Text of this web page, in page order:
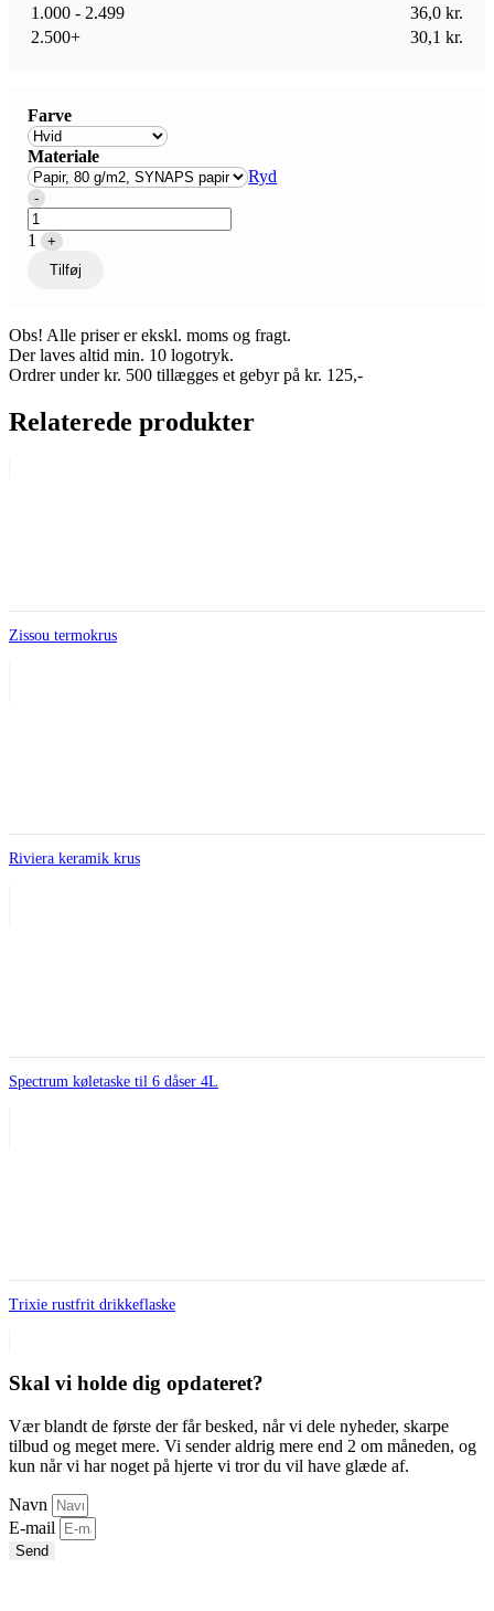
1.000 - 2.499
36,0 kr.
2.500+
30,1 kr.
Farve
Materiale
Ryd
Quantity
-
1
+
Tilføj
Obs! Alle priser er ekskl. moms og fragt.
Der laves altid min. 10 logotryk.
Ordrer under kr. 500 tillægges et gebyr på kr. 125,-
Relaterede produkter
Zissou termokrus
Riviera keramik krus
Spectrum køletaske til 6 dåser 4L
Trixie rustfrit drikkeflaske
Skal vi holde dig opdateret?
Vær blandt de første der får besked, når vi dele nyheder, skarpe
tilbud og meget mere. Vi sender aldrig mere end 2 om måneden, og
kun når vi har noget på hjerte vi tror du vil have glæde af.
Navn
E-mail
Send